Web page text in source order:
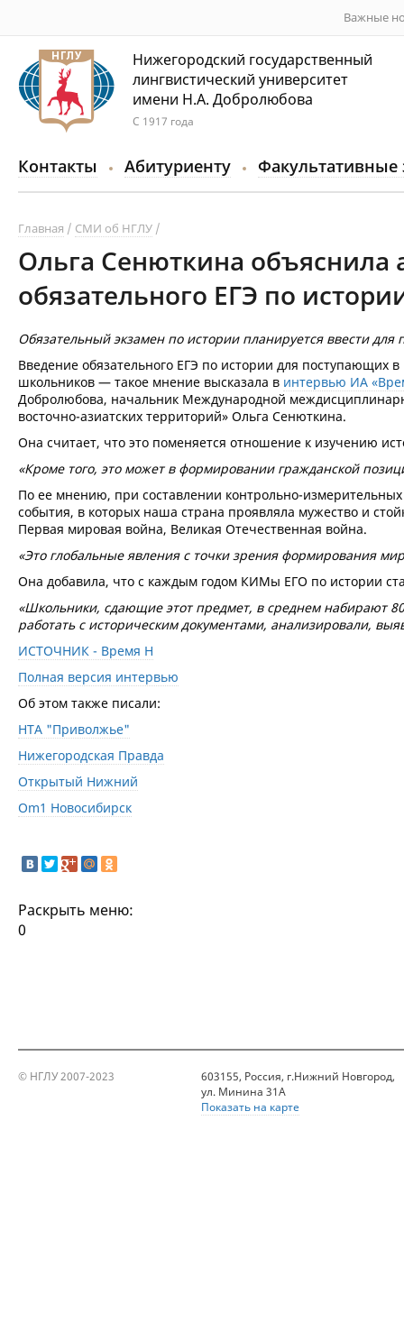
Важные
Нижегородский государственный
лингвистический университет
имени Н.А. Добролюбова
С 1917 года
Контакты Абитуриенту Факультативные
Главная СМИ об НГЛУ
Ольга Сенюткина объяснила
обязательного ЕГЭ по
Обязательный экзамен по истории планируется ввести
Введение обязательного ЕГЭ по истории для поступающих
школьников — такое мнение высказала в интервью ИА
Добролюбова, начальник Международной
восточно-азиатских территорий» Ольга Сенюткина.
Она считает, что это поменяется отношение к изучению
«Кроме того, это может в формировании гражданской
По ее мнению, при составлении контрольно-
события, в которых наша страна проявляла мужество и
Первая мировая война, Великая Отечественная война.
«Это глобальные явления с точки зрения формирования
Она добавила, что с каждым годом КИМы ЕГО по истории
«Школьники, сдающие этот предмет, в среднем набирают
работать с историческим документами, анализировали,
ИСТОЧНИК - Время Н
Полная версия интервью
Об этом также писали:
НТА "Приволжье"
Нижегородская Правда
Открытый Нижний
Om1 Новосибирск
Раскрыть меню:
0
© НГЛУ 2007-2023
603155, Россия, г.Нижний Новгород,
ул. Минина 31А
Показать на карте